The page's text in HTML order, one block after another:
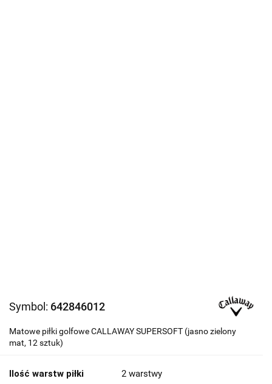
Symbol: 642846012
Matowe piłki golfowe CALLAWAY SUPERSOFT (jasno zielony
mat, 12 sztuk)
Ilość warstw piłki 2 warstwy